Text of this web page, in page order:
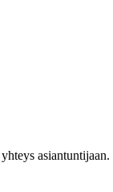
asiantuntijaan.